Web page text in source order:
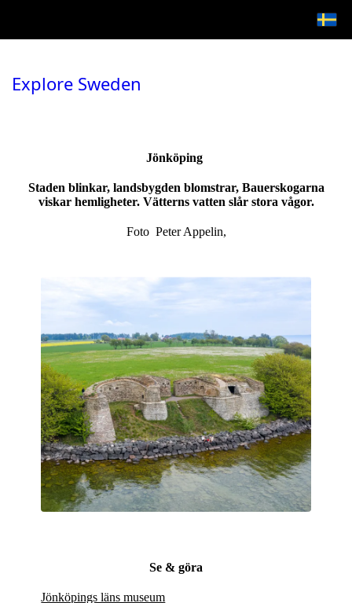
Explore Sweden
Jönköping
Staden blinkar, landsbygden blomstrar, Bauerskogarna
viskar hemligheter. Vätterns vatten slår stora vågor.
Foto Peter Appelin,
Se & göra
Jönköpings läns museum